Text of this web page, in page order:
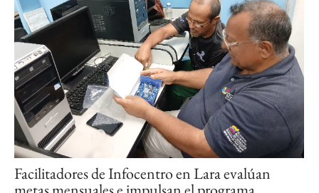
Facilitadores de Infocentro en Lara evalúan